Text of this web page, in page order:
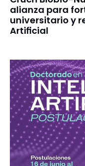
alianza para
universitario y
Artificial